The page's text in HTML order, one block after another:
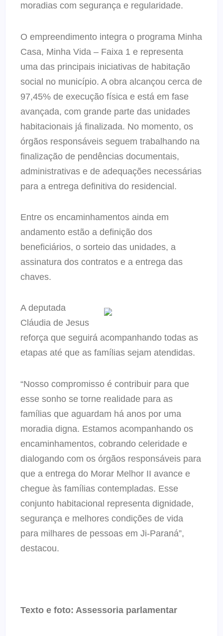
moradias com segurança e regularidade.
O empreendimento integra o programa Minha
Casa, Minha Vida – Faixa 1 e representa
uma das principais iniciativas de habitação
social no município. A obra alcançou cerca de
97,45% de execução física e está em fase
avançada, com grande parte das unidades
habitacionais já finalizada. No momento, os
órgãos responsáveis seguem trabalhando na
finalização de pendências documentais,
administrativas e de adequações necessárias
para a entrega definitiva do residencial.
Entre os encaminhamentos ainda em
andamento estão a definição dos
beneficiários, o sorteio das unidades, a
assinatura dos contratos e a entrega das
chaves.
A deputada
Cláudia de Jesus
reforça que seguirá acompanhando todas as
etapas até que as famílias sejam atendidas.
“Nosso compromisso é contribuir para que
esse sonho se torne realidade para as
famílias que aguardam há anos por uma
moradia digna. Estamos acompanhando os
encaminhamentos, cobrando celeridade e
dialogando com os órgãos responsáveis para
que a entrega do Morar Melhor II avance e
chegue às famílias contempladas. Esse
conjunto habitacional representa dignidade,
segurança e melhores condições de vida
para milhares de pessoas em Ji-Paraná”,
destacou.
Texto e foto: Assessoria parlamentar